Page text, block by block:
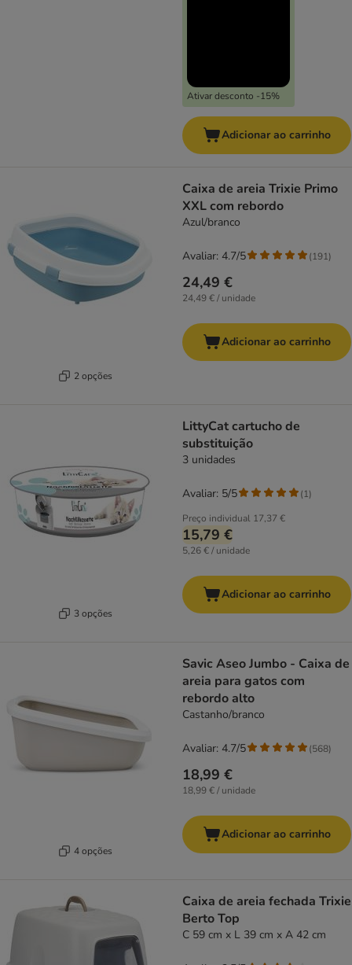
Ativar desconto -15%
Adicionar ao carrinho
2 opções
Caixa de areia Trixie Primo
XXL com rebordo
Azul/branco
24,49 €
24,49 € / unidade
Avaliar: 4.7/5 (191)
Adicionar ao carrinho
3 opções
LittyCat cartucho de
substituição
3 unidades
Preço individual 17,37 €
15,79 €
5,26 € / unidade
Avaliar: 5/5 (1)
Adicionar ao carrinho
4 opções
Savic Aseo Jumbo - Caixa de
areia para gatos com
rebordo alto
Castanho/branco
18,99 €
18,99 € / unidade
Avaliar: 4.7/5 (568)
Adicionar ao carrinho
Caixa de areia fechada Trixie
Berto Top
C 59 cm x L 39 cm x A 42 cm